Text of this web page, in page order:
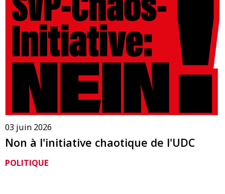
03 juin 2026
Non à l'initiative chaotique de l'UDC
POLITIQUE